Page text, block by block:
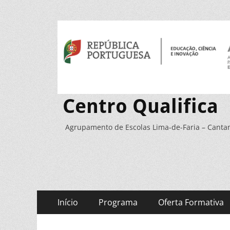
Centro Qualifica
Agrupamento de Escolas Lima-de-Faria –
Primary
Menu
Início Programa Oferta Formativa